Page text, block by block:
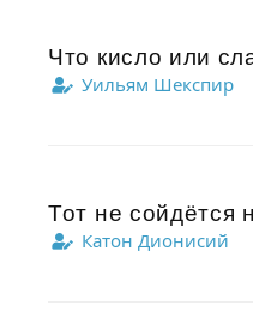
Что кисло или
Уильям Шекспир
Тот не сойдётся
Катон Дионисий